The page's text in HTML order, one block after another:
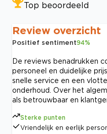
Top beoordeeld
Review overzicht
Positief sentiment94%
De reviews benadrukken
personeel en duidelijke
snelle service en een
onderhoud. Over het
als betrouwbaar en
Sterke punten
Vriendelijk en eerlijk